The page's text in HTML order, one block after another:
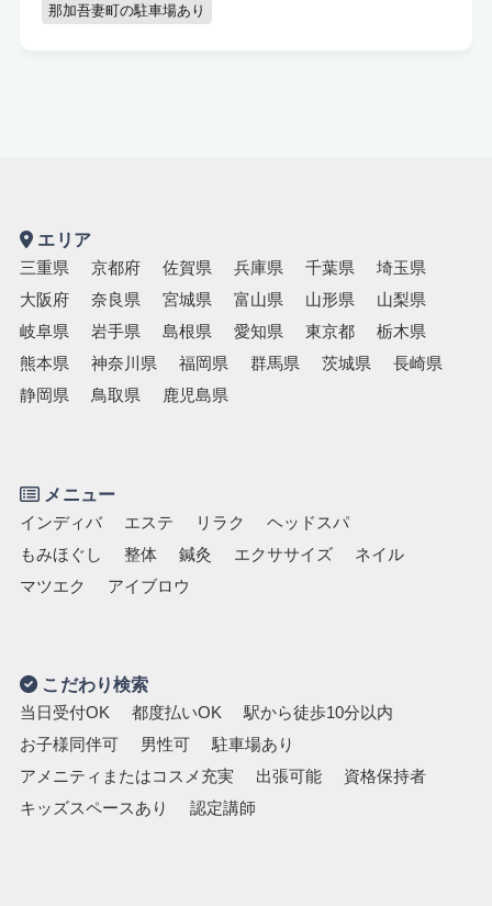
那加吾妻町の駐車場あり
エリア
三重県 京都府 佐賀県 兵庫県 千葉県
埼玉県
大阪府
奈良県 宮城県 富山県 山形県
山梨県
岐阜県
岩手県 島根県 愛知県 東京都
栃木県
熊本県
神奈川県 福岡県 群馬県 茨城県
長崎県
静岡県
鳥取県 鹿児島県
メニュー
インディバ エステ リラク
ヘッドスパ
もみほぐし
整体 鍼灸 エクササイズ
ネイル
マツエク
アイブロウ
こだわり検索
当日受付OK 都度払いOK
駅から徒歩10分以内
お子様同伴可
男性可
駐車場あり
アメニティまたはコスメ充実
出張可能
資格保持者
キッズスペースあり
認定講師